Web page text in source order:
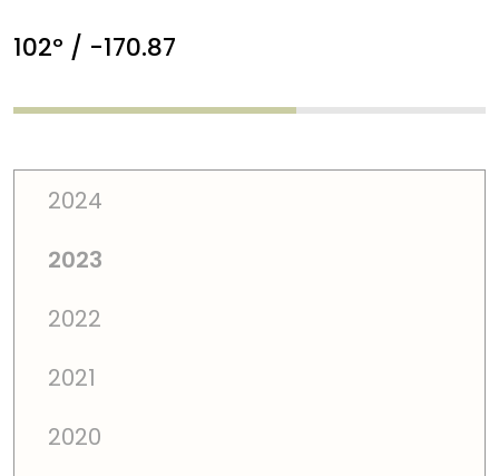
102º / -170.87
2024
2023
2022
2021
2020